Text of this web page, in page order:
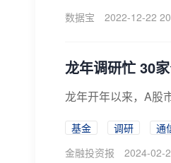
数据宝
2022-12-22
龙年调研忙 30
龙年开年以来，A股
基金 调研
通
金融投资报
2024-02-